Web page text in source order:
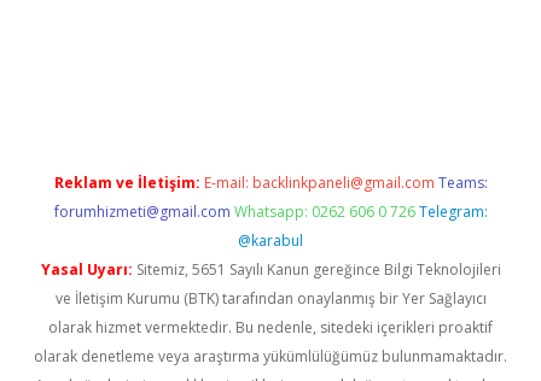
Reklam ve İletişim: E-mail: backlinkpaneli@gmail.com Teams:
forumhizmeti@gmail.com Whatsapp: 0262 606 0 726 Telegram:
@karabul
Yasal Uyarı: Sitemiz, 5651 Sayılı Kanun gereğince Bilgi Teknolojileri
ve İletişim Kurumu (BTK) tarafından onaylanmış bir Yer Sağlayıcı
olarak hizmet vermektedir. Bu nedenle, sitedeki içerikleri proaktif
olarak denetleme veya araştırma yükümlülüğümüz bulunmamaktadır.